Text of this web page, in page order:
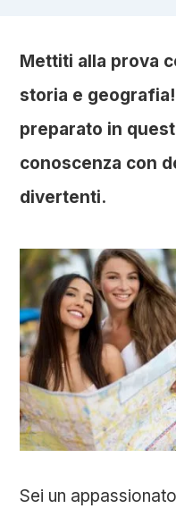
Mettiti alla prova
storia e
preparato in
conoscenza con
divertenti.
Sei un